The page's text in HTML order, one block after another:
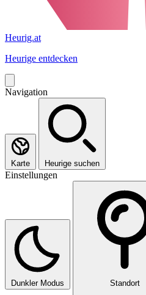
Heurig.at
Heurige entdecken
Navigation
Karte Heurige suchen
Einstellungen
Dunkler Modus
Standort